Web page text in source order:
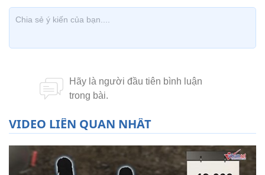
VIDEO LIÊN QUAN NHẤT